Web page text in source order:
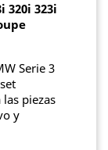
320i 323i
Serie 3
piezas
y